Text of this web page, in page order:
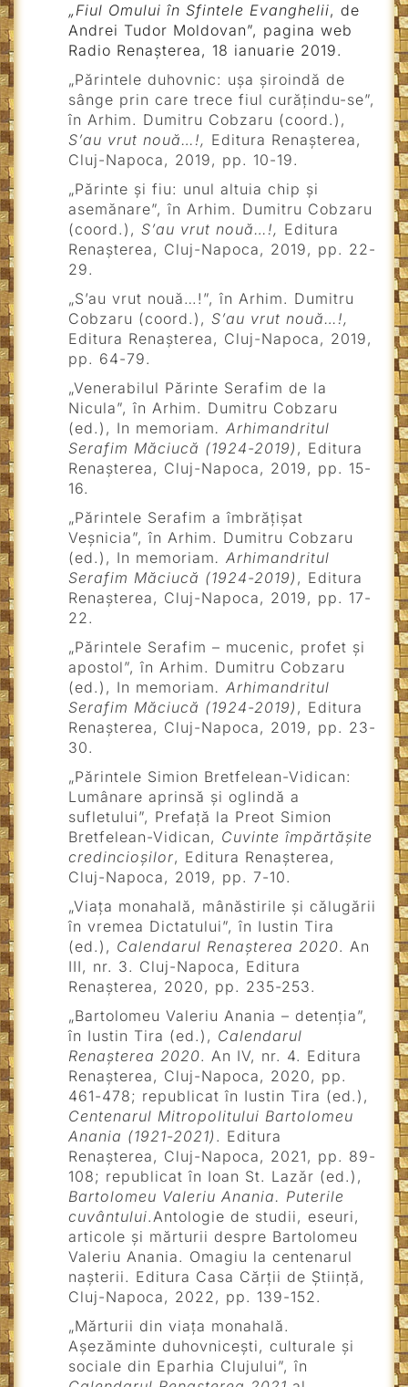
„Fiul Omului în Sfintele Evanghelii, de
Andrei Tudor Moldovan”, pagina web
Radio Renașterea, 18 ianuarie 2019.
„Părintele duhovnic: ușa șiroindă de
sânge prin care trece fiul curățindu-se”,
în Arhim. Dumitru Cobzaru (coord.),
S’au vrut nouă…!, Editura Renașterea,
Cluj-Napoca, 2019, pp. 10-19.
„Părinte și fiu: unul altuia chip și
asemănare”, în Arhim. Dumitru Cobzaru
(coord.), S’au vrut nouă…!, Editura
Renașterea, Cluj-Napoca, 2019, pp. 22-
29.
„S’au vrut nouă…!”, în Arhim. Dumitru
Cobzaru (coord.), S’au vrut nouă…!,
Editura Renașterea, Cluj-Napoca, 2019,
pp. 64-79.
„Venerabilul Părinte Serafim de la
Nicula”, în Arhim. Dumitru Cobzaru
(ed.), In memoriam. Arhimandritul
Serafim Măciucă (1924-2019) , Editura
Renașterea, Cluj-Napoca, 2019, pp. 15-
16.
„Părintele Serafim a îmbrățișat
Veșnicia”, în Arhim. Dumitru Cobzaru
(ed.), In memoriam. Arhimandritul
Serafim Măciucă (1924-2019) , Editura
Renașterea, Cluj-Napoca, 2019, pp. 17-
22.
„Părintele Serafim – mucenic, profet și
apostol”, în Arhim. Dumitru Cobzaru
(ed.), In memoriam. Arhimandritul
Serafim Măciucă (1924-2019) , Editura
Renașterea, Cluj-Napoca, 2019, pp. 23-
30.
„Părintele Simion Bretfelean-Vidican:
Lumânare aprinsă și oglindă a
sufletului”, Prefață la Preot Simion
Bretfelean-Vidican, Cuvinte împărtășite
credincioșilor, Editura Renașterea,
Cluj-Napoca, 2019, pp. 7-10.
„Viața monahală, mânăstirile și călugării
în vremea Dictatului”, în Iustin Tira
(ed.), Calendarul Renașterea 2020. An
III, nr. 3. Cluj-Napoca, Editura
Renașterea, 2020, pp. 235-253.
„Bartolomeu Valeriu Anania – detenția”,
în Iustin Tira (ed.), Calendarul
Renașterea 2020. An IV, nr. 4. Editura
Renașterea, Cluj-Napoca, 2020, pp.
461-478; republicat în Iustin Tira (ed.),
Centenarul Mitropolitului Bartolomeu
Anania (1921-2021) . Editura
Renașterea, Cluj-Napoca, 2021, pp. 89-
108; republicat în Ioan St. Lazăr (ed.),
Bartolomeu Valeriu Anania. Puterile
cuvântului.Antologie de studii, eseuri,
articole și mărturii despre Bartolomeu
Valeriu Anania. Omagiu la centenarul
nașterii. Editura Casa Cărții de Știință,
Cluj-Napoca, 2022, pp. 139-152.
„Mărturii din viața monahală.
Așezăminte duhovnicești, culturale și
sociale din Eparhia Clujului”, în